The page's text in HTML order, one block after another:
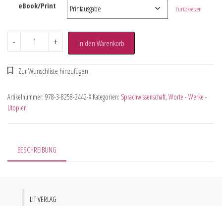
eBook/Print Zurücksetzen
- + In den Warenkorb
Artikelnummer: 978-3-8258-2442-X Kategorien: Sprachwissenschaft, Worte - Werke -
Utopien
BESCHREIBUNG
LIT VERLAG